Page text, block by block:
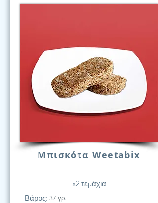
Μπισκότα Weetabix
x2 τεμάχια
Βάρος: 37 γρ.